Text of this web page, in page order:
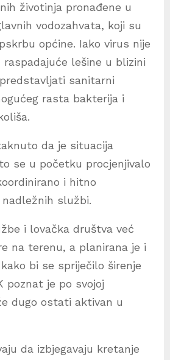
životinja pronađene u
vodozahvata, koji su
općine. Iako virus nije
raspadajuće lešine u blizini
sanitarni
rasta bakterija i
da je situacija
se u početku procjenjivalo
i hitno
službi.
i lovačka društva već
na terenu, a planirana je i
bi se spriječilo širenje
poznat je po svojoj
dugo ostati aktivan u
da izbjegavaju kretanje